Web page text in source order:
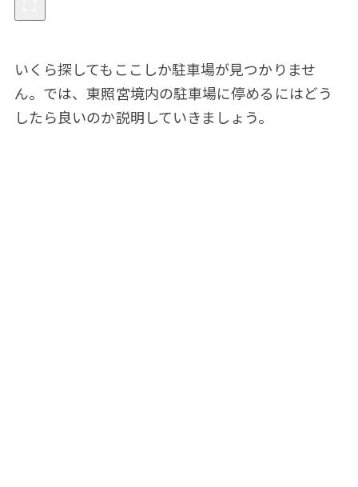
いくら探してもここしか駐車場が見つかりませ
ん。では、東照宮境内の駐車場に停めるにはどう
したら良いのか説明していきましょう。